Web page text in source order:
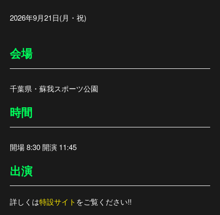
2026年9月21日(月・祝)
会場
千葉県・蘇我スポーツ公園
時間
開場 8:30 開演 11:45
出演
詳しくは特設サイト をご覧ください!!